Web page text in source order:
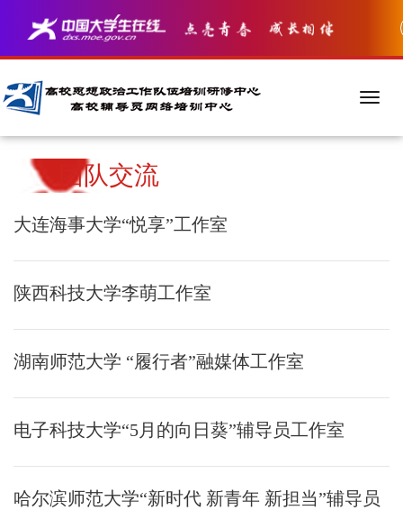
团队交流
大连海事大学“悦享”工作室
陕西科技大学李萌工作室
湖南师范大学 “履行者”融媒体工作室
电子科技大学“5月的向日葵”辅导员工作室
哈尔滨师范大学“新时代 新青年 新担当”辅导员